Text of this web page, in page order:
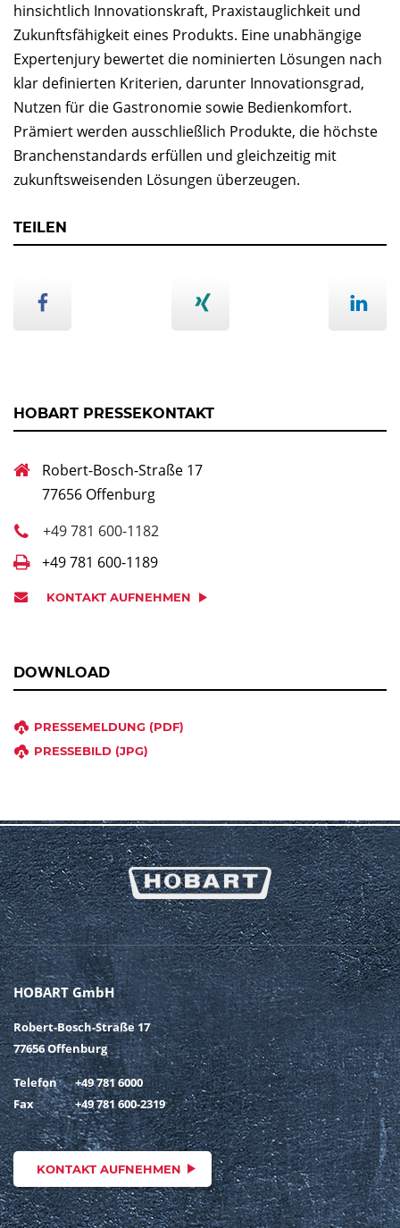
hinsichtlich Innovationskraft, Praxistauglichkeit und
Zukunftsfähigkeit eines Produkts. Eine unabhängige
Expertenjury bewertet die nominierten Lösungen nach
klar definierten Kriterien, darunter Innovationsgrad,
Nutzen für die Gastronomie sowie Bedienkomfort.
Prämiert werden ausschließlich Produkte, die höchste
Branchenstandards erfüllen und gleichzeitig mit
zukunftsweisenden Lösungen überzeugen.
TEILEN
HOBART PRESSEKONTAKT
Robert-Bosch-Straße 17
77656 Offenburg
+49 781 600-1182
+49 781 600-1189
KONTAKT AUFNEHMEN
DOWNLOAD
PRESSEMELDUNG (PDF)
PRESSEBILD (JPG)
HOBART GmbH
Robert-Bosch-Straße 17
77656 Offenburg
Telefon
+49 781 6000
Fax
+49 781 600-2319
KONTAKT AUFNEHMEN